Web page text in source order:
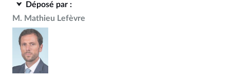
Déposé par :
M. Mathieu Lefèvre